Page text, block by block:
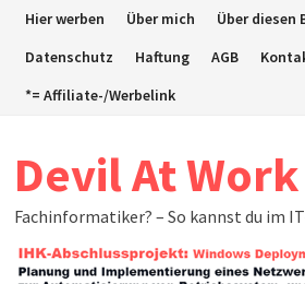
ZumHier werben Über mich Über diesen
Datenschutz
Haftung AGB
*= Affiliate-/Werbelink
Devil At Work
Fachinformatiker? – So kannst du im